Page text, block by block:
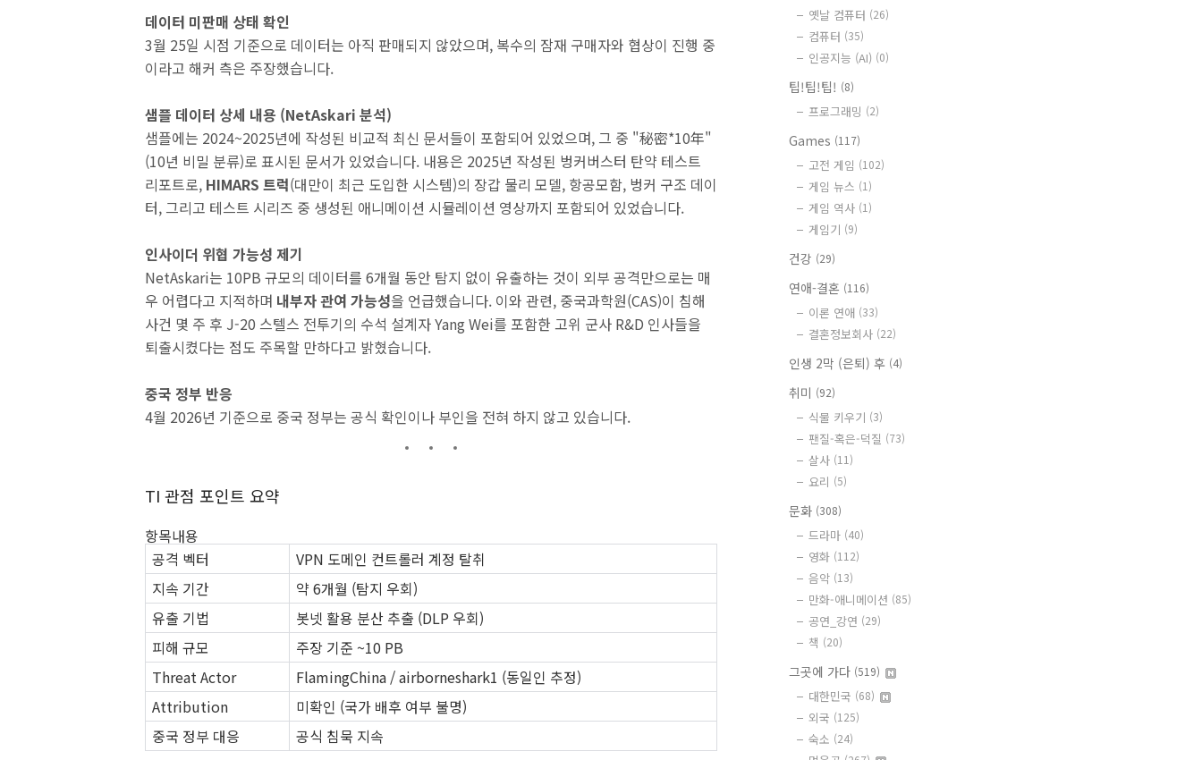
데이터 미판매 상태 확인
3월 25일 시점 기준으로 데이터는 아직 판매되지 않았으며, 복수의 잠재 구매자와 협상이 진행 중
이라고 해커 측은 주장했습니다.
샘플 데이터 상세 내용 (NetAskari 분석)
샘플에는 2024~2025년에 작성된 비교적 최신 문서들이 포함되어 있었으며, 그 중 "秘密*10年"
(10년 비밀 분류)로 표시된 문서가 있었습니다. 내용은 2025년 작성된 벙커버스터 탄약 테스트
리포트로, HIMARS 트럭(대만이 최근 도입한 시스템)의 장갑 물리 모델, 항공모함, 벙커 구조 데이
터, 그리고 테스트 시리즈 중 생성된 애니메이션 시뮬레이션 영상까지 포함되어 있었습니다.
인사이더 위협 가능성 제기
NetAskari는 10PB 규모의 데이터를 6개월 동안 탐지 없이 유출하는 것이 외부 공격만으로는 매
우 어렵다고 지적하며 내부자 관여 가능성을 언급했습니다. 이와 관련, 중국과학원(CAS)이 침해
사건 몇 주 후 J-20 스텔스 전투기의 수석 설계자 Yang Wei를 포함한 고위 군사 R&D 인사들을
퇴출시켰다는 점도 주목할 만하다고 밝혔습니다.
중국 정부 반응
4월 2026년 기준으로 중국 정부는 공식 확인이나 부인을 전혀 하지 않고 있습니다.
TI 관점 포인트 요약
항목내용
공격 벡터
VPN 도메인 컨트롤러 계정 탈취
지속 기간
약 6개월 (탐지 우회)
유출 기법
봇넷 활용 분산 추출 (DLP 우회)
피해 규모
주장 기준 ~10 PB
Threat Actor
FlamingChina / airborneshark1 (동일인 추정)
Attribution
미확인 (국가 배후 여부 불명)
중국 정부 대응
공식 침묵 지속
옛날 컴퓨터 (26)
컴퓨터 (35)
인공지능 (AI) (0)
팁!팁!팁! (8)
프로그래밍 (2)
Games (117)
고전 게임 (102)
게임 뉴스 (1)
게임 역사 (1)
게임기 (9)
건강 (29)
연애-결혼 (116)
이론 연애 (33)
결혼정보회사 (22)
인생 2막 (은퇴) 후 (4)
취미 (92)
식물 키우기 (3)
팬질-혹은-덕질 (73)
살사 (11)
요리 (5)
문화 (308)
드라마 (40)
영화 (112)
음악 (13)
만화-애니메이션 (85)
공연_강연 (29)
책 (20)
그곳에 가다 (519)
대한민국 (68)
외국 (125)
숙소 (24)